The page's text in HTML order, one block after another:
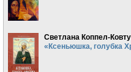
Светлана Коппел-
«Ксеньюшка, голубка